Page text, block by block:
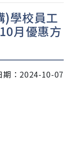
)學校員工
月優惠方
期：2024-10-07